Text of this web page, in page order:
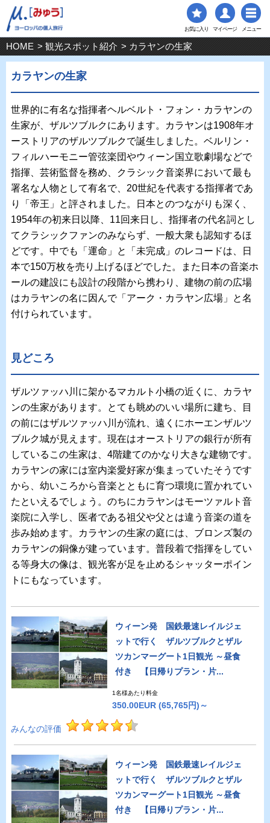
お気に入り マイページ メニュー
HOME >観光スポット紹介 > カラヤンの生家
カラヤンの生家
世界的に有名な指揮者ヘルベルト・フォン・カラヤンの
生家が、ザルツブルクにあります。カラヤンは1908年オ
ーストリアのザルツブルクで誕生しました。ベルリン・
フィルハーモニー管弦楽団やウィーン国立歌劇場などで
指揮、芸術監督を務め、クラシック音楽界において最も
署名な人物として有名で、20世紀を代表する指揮者であ
り「帝王」と評されました。日本とのつながりも深く、
1954年の初来日以降、11回来日し、指揮者の代名詞とし
てクラシックファンのみならず、一般大衆も認知するほ
どです。中でも「運命」と「未完成」のレコードは、日
本で150万枚を売り上げるほどでした。また日本の音楽ホ
ールの建設にも設計の段階から携わり、建物の前の広場
はカラヤンの名に因んで「アーク・カラヤン広場」と名
付けられています。
見どころ
ザルツァッハ川に架かるマカルト小橋の近くに、カラヤ
ンの生家があります。とても眺めのいい場所に建ち、目
の前にはザルツァッハ川が流れ、遠くにホーエンザルツ
ブルク城が見えます。現在はオーストリアの銀行が所有
しているこの生家は、4階建てのかなり大きな建物です。
カラヤンの家には室内楽愛好家が集まっていたそうです
から、幼いころから音楽とともに育つ環境に置かれてい
たといえるでしょう。のちにカラヤンはモーツァルト音
楽院に入学し、医者である祖父や父とは違う音楽の道を
歩み始めます。カラヤンの生家の庭には、ブロンズ製の
カラヤンの銅像が建っています。普段着で指揮をしてい
る等身大の像は、観光客が足を止めるシャッターポイン
トにもなっています。
ウィーン発 国鉄最速レイルジェ
ットで行く ザルツブルクとザル
ツカンマーグート1日観光 ～昼食
付き 【日帰りプラン・片...
1名様あたり料金
350.00EUR (65,765円)～
みんなの評価
ウィーン発 国鉄最速レイルジェ
ットで行く ザルツブルクとザル
ツカンマーグート1日観光 ～昼食
付き 【日帰りプラン・片...